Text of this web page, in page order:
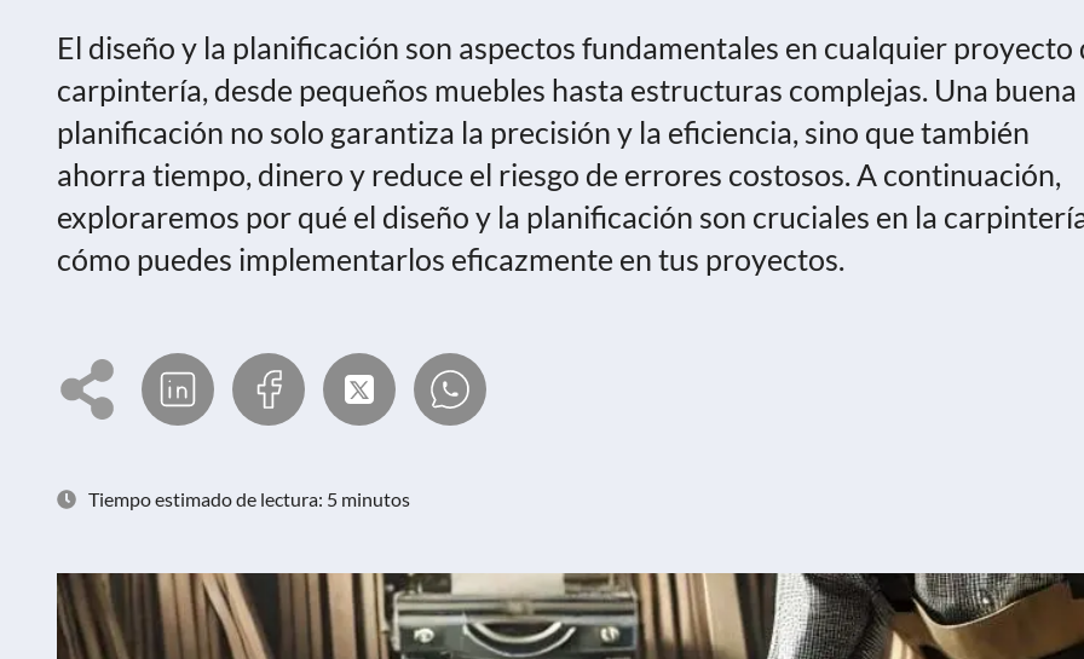
El diseño y la planificación son aspectos fundamentales en cualquier proyecto
carpintería, desde pequeños muebles hasta estructuras complejas. Una buena
planificación no solo garantiza la precisión y la eficiencia, sino que también
ahorra tiempo, dinero y reduce el riesgo de errores costosos. A continuación,
exploraremos por qué el diseño y la planificación son cruciales en la
cómo puedes implementarlos eficazmente en tus proyectos.
Tiempo estimado de lectura: 5 minutos